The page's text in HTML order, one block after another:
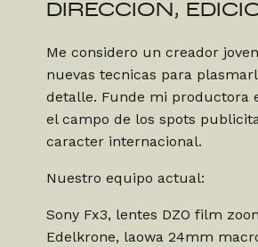
DIRECCION,
Me considero un creador
nuevas tecnicas para
detalle. Funde mi productora
el campo de los spots
caracter internacional.
Nuestro equipo actual:
Sony Fx3, lentes DZO film
Edelkrone, laowa 24mm